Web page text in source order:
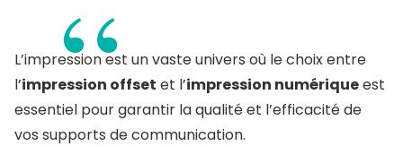
L’impression est un vaste univers où le choix entre
l’impression offset et l’impression numériqueest
essentiel pour garantir la qualité et l’efficacité de
vos supports de communication.